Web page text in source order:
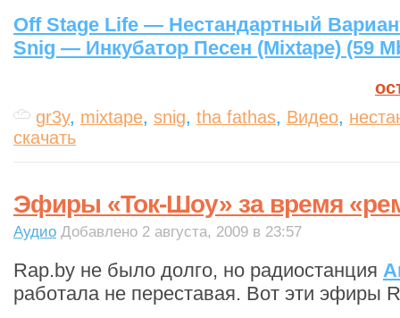
Off Stage Life — Нестандартный
Snig — Инкубатор Песен (Mixtape) (59
gr3y, mixtape, snig, tha fathas, Видео,
скачать
Эфиры «Ток-Шоу» за время
Аудио Добавлено 2 августа, 2009 в 23:57
Rap.by не было долго, но радиостанция
работала не переставая. Вот эти эфиры